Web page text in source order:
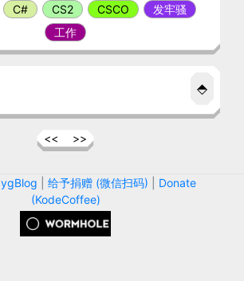
<< >>
C# CS2 CSCO
发牢骚
工作
⬘
ygBlog 给予捐赠 (微信扫码)
Donate
(KodeCoffee)